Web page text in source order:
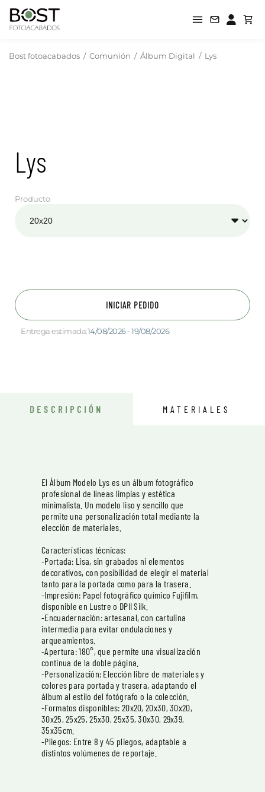
Bost fotoacabados / Comunión / Álbum Digital / Lys
Lys
Producto
INICIAR PEDIDO
Entrega estimada:14/08/2026 - 19/08/2026
DESCRIPCIÓN MATERIALES
El Álbum Modelo Lys es un álbum fotográfico
profesional de líneas limpias y estética
minimalista. Un modelo liso y sencillo que
permite una personalización total mediante la
elección de materiales.
Características técnicas:
-Portada: Lisa, sin grabados ni elementos
decorativos, con posibilidad de elegir el material
tanto para la portada como para la trasera.
-Impresión: Papel fotográfico químico Fujifilm,
disponible en Lustre o DPII Silk.
-Encuadernación: artesanal, con cartulina
intermedia para evitar ondulaciones y
arqueamientos.
-Apertura: 180°, que permite una visualización
continua de la doble página.
-Personalización: Elección libre de materiales y
colores para portada y trasera, adaptando el
álbum al estilo del fotógrafo o la colección.
-Formatos disponibles: 20x20, 20x30, 30x20,
30x25, 25x25, 25x30, 25x35, 30x30, 29x39,
35x35cm.
-Pliegos: Entre 8 y 45 pliegos, adaptable a
distintos volúmenes de reportaje.